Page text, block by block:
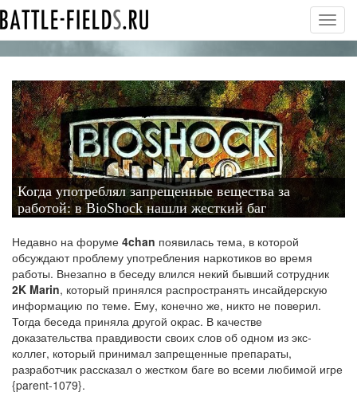
Когда употреблял запрещенные вещества за
работой: в BioShock нашли жесткий баг
Недавно на форуме 4chan появилась тема, в которой
обсуждают проблему употребления наркотиков во время
работы. Внезапно в беседу влился некий бывший сотрудник
2K Marin, который принялся распространять инсайдерскую
информацию по теме. Ему, конечно же, никто не поверил.
Тогда беседа приняла другой окрас. В качестве
доказательства правдивости своих слов об одном из экс-
коллег, который принимал запрещенные препараты,
разработчик рассказал о жестком баге во всеми любимой игре
{parent-1079}.